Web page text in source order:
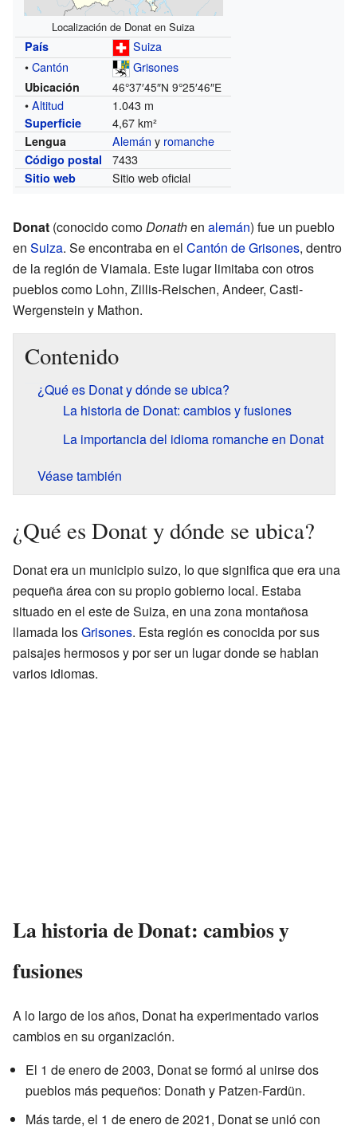
Localización de Donat en Suiza
País
Suiza
•Cantón Grisones
Ubicación 46°37′45″N 9°25′46″E
•Altitud 1.043 m
Superficie 4,67 km²
Lengua Alemán y romanche
Código postal 7433
Sitio web Sitio web oficial
Donat (conocido comoDonathen alemán) fue un pueblo
en Suiza. Se encontraba en el Cantón de Grisones, dentro
de la región de Viamala. Este lugar limitaba con otros
pueblos como Lohn, Zillis-Reischen, Andeer, Casti-
Wergenstein y Mathon.
Contenido
¿Qué es Donat y dónde se ubica?
La historia de Donat: cambios y fusiones
La importancia del idioma romanche en Donat
Véase también
¿Qué es Donat y dónde se ubica?
Donat era un municipio suizo, lo que significa que era una
pequeña área con su propio gobierno local. Estaba
situado en el este de Suiza, en una zona montañosa
llamada losGrisones. Esta región es conocida por sus
paisajes hermosos y por ser un lugar donde se hablan
varios idiomas.
La historia de Donat: cambios y
fusiones
A lo largo de los años, Donat ha experimentado varios
cambios en su organización.
El 1 de enero de 2003, Donat se formó al unirse dos
pueblos más pequeños: Donath y Patzen-Fardün.
Más tarde, el 1 de enero de 2021, Donat se unió con